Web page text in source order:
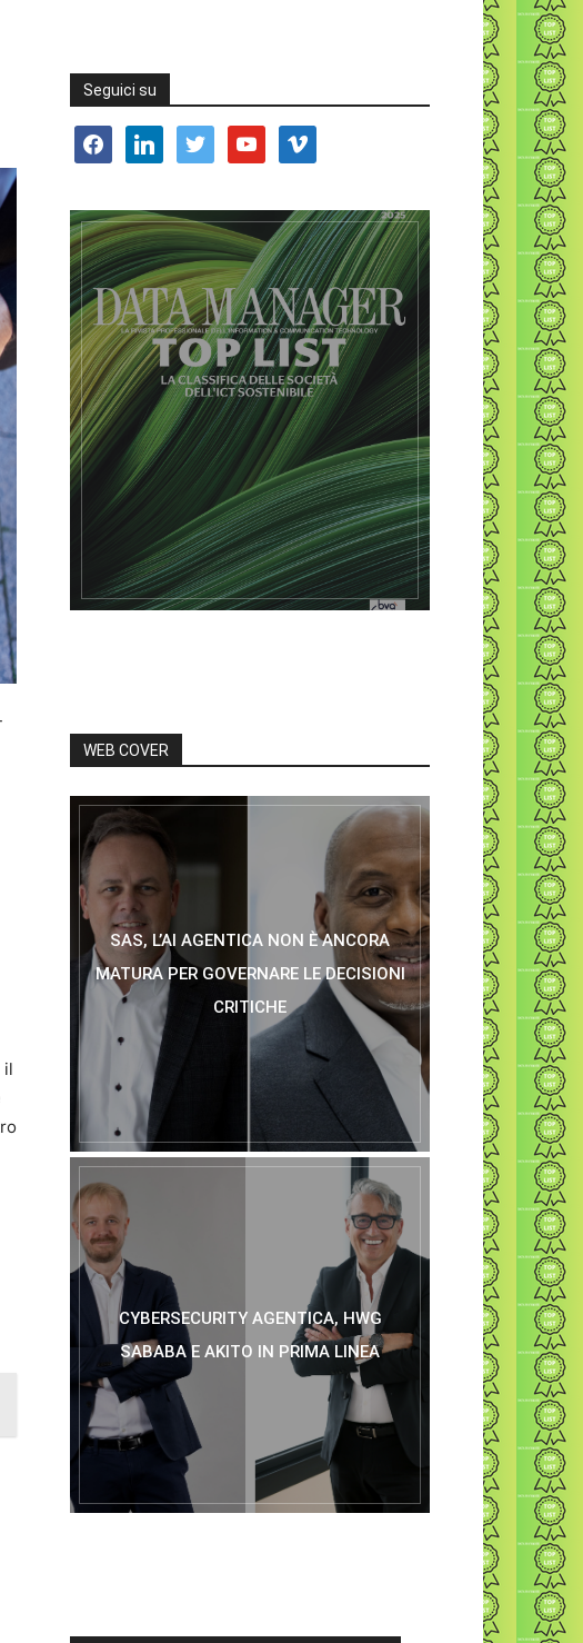
il
Seguici su
facebooklinkedin twitter youtube vimeo
WEB COVER
SAS, L’AI AGENTICA NON È ANCORA
MATURA PER GOVERNARE LE DECISIONI
CRITICHE
CYBERSECURITY AGENTICA, HWG
SABABA E AKITO IN PRIMA LINEA